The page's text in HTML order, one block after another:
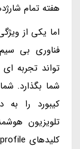
هفته تمام
اما یکی از
تواند تجربه
شما بگذارد.
کیبورد را
تلویزیون